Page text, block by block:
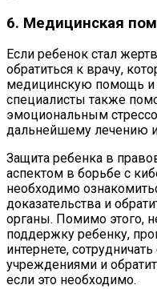
6. Медицинская
Если ребенок стал
обратиться к врачу,
медицинскую помощь
специалисты также
эмоциональным
дальнейшему лечению
Защита ребенка в
аспектом в борьбе с
необходимо
доказательства и
органы. Помимо этого,
поддержку ребенку,
интернете,
учреждениями и
если это необходимо.